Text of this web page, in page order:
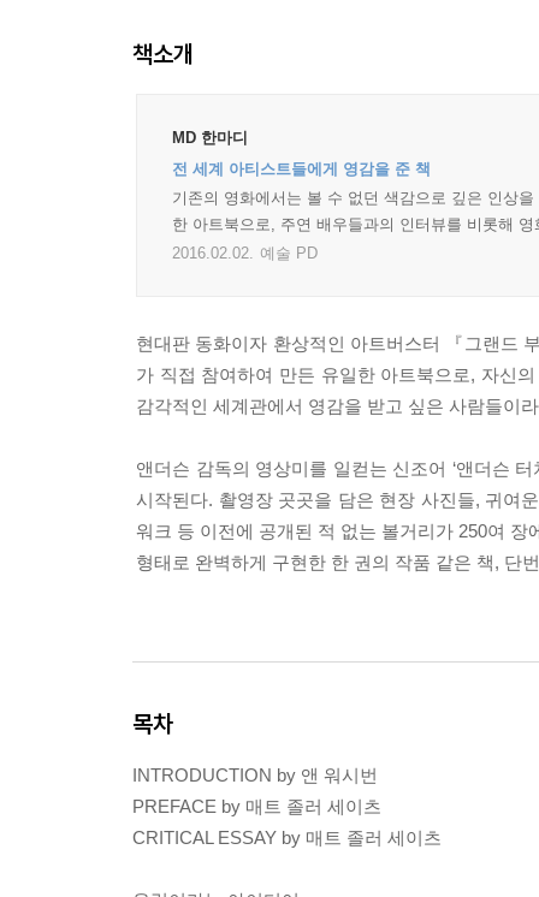
책소개
MD 한마디
전 세계 아티스트들에게 영감을 준 책
기존의 영화에서는 볼 수 없던 색감으로 깊은 인상
한 아트북으로, 주연 배우들과의 인터뷰를 비롯해
2016.02.02. 예술 PD
현대판 동화이자 환상적인 아트버스터 『그랜드
가 직접 참여하여 만든 유일한 아트북으로, 자신
감각적인 세계관에서 영감을 받고 싶은 사람들이
앤더슨 감독의 영상미를 일컫는 신조어 ‘앤더슨
시작된다. 촬영장 곳곳을 담은 현장 사진들, 귀여
워크 등 이전에 공개된 적 없는 볼거리가 250여
형태로 완벽하게 구현한 한 권의 작품 같은 책, 단
목차
INTRODUCTION by 앤 워시번
PREFACE by 매트 졸러 세이츠
CRITICAL ESSAY by 매트 졸러 세이츠